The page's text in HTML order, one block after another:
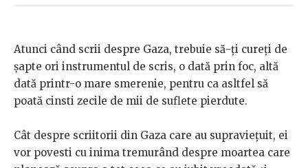
Atunci când scrii despre Gaza, trebuie să-ți cureți de
șapte ori instrumentul de scris, o dată prin foc, altă
dată printr-o mare smerenie, pentru ca asltfel să
poată cinsti zecile de mii de suflete pierdute.
Cât despre scriitorii din Gaza care au supraviețuit, ei
vor povesti cu inima tremurând despre moartea care